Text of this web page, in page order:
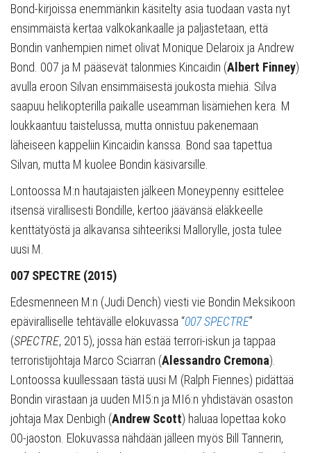
Bond-kirjoissa enemmänkin käsitelty asia tuodaan vasta nyt
ensimmäistä kertaa valkokankaalle ja paljastetaan, että
Bondin vanhempien nimet olivat Monique Delaroix ja Andrew
Bond. 007 ja M pääsevät talonmies Kincaidin (Albert Finney)
avulla eroon Silvan ensimmäisestä joukosta miehiä. Silva
saapuu helikopterilla paikalle useamman lisämiehen kera. M
loukkaantuu taistelussa, mutta onnistuu pakenemaan
läheiseen kappeliin Kincaidin kanssa. Bond saa tapettua
Silvan, mutta M kuolee Bondin käsivarsille.
Lontoossa M:n hautajaisten jälkeen Moneypenny esittelee
itsensä virallisesti Bondille, kertoo jäävänsä eläkkeelle
kenttätyöstä ja alkavansa sihteeriksi Mallorylle, josta tulee
uusi M.
007 SPECTRE (2015)
Edesmenneen M:n (Judi Dench) viesti vie Bondin Meksikoon
epäviralliselle tehtävälle elokuvassa “007 SPECTRE”
(SPECTRE, 2015), jossa hän estää terrori-iskun ja tappaa
terroristijohtaja Marco Sciarran (Alessandro Cremona).
Lontoossa kuullessaan tästä uusi M (Ralph Fiennes) pidättää
Bondin virastaan ja uuden MI5:n ja MI6:n yhdistävän osaston
johtaja Max Denbigh (Andrew Scott) haluaa lopettaa koko
00-jaoston. Elokuvassa nähdään jälleen myös Bill Tannerin,